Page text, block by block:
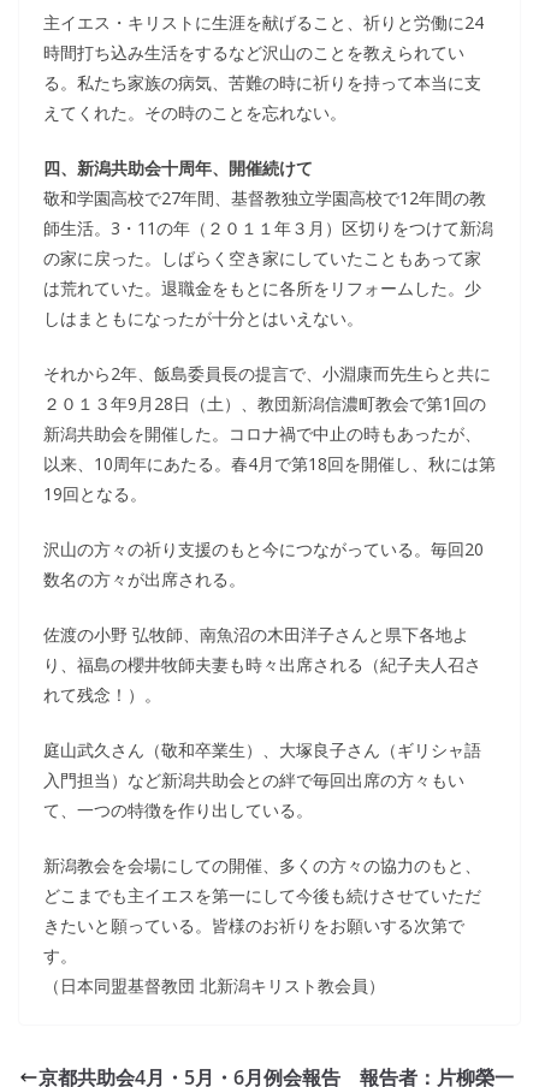
主イエス・キリストに生涯を献げること、祈りと労働に24
時間打ち込み生活をするなど沢山のことを教えられてい
る。私たち家族の病気、苦難の時に祈りを持って本当に支
えてくれた。その時のことを忘れない。
四、新潟共助会十周年、開催続けて
敬和学園高校で27年間、基督教独立学園高校で12年間の教
師生活。3・11の年（２０１１年３月）区切りをつけて新潟
の家に戻った。しばらく空き家にしていたこともあって家
は荒れていた。退職金をもとに各所をリフォームした。少
しはまともになったが十分とはいえない。
それから2年、飯島委員長の提言で、小淵康而先生らと共に
２０１３年9月28日（土）、教団新潟信濃町教会で第1回の
新潟共助会を開催した。コロナ禍で中止の時もあったが、
以来、10周年にあたる。春4月で第18回を開催し、秋には第
19回となる。
沢山の方々の祈り支援のもと今につながっている。毎回20
数名の方々が出席される。
佐渡の小野 弘牧師、南魚沼の木田洋子さんと県下各地よ
り、福島の櫻井牧師夫妻も時々出席される（紀子夫人召さ
れて残念！）。
庭山武久さん（敬和卒業生）、大塚良子さん（ギリシャ語
入門担当）など新潟共助会との絆で毎回出席の方々もい
て、一つの特徴を作り出している。
新潟教会を会場にしての開催、多くの方々の協力のもと、
どこまでも主イエスを第一にして今後も続けさせていただ
きたいと願っている。皆様のお祈りをお願いする次第で
す。
（日本同盟基督教団 北新潟キリスト教会員）
京都共助会4月・5月・6月例会報告 報告者：片柳榮一